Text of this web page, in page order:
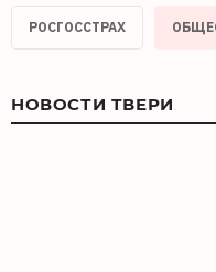
РОСГОССТРАХ
НОВОСТИ ТВЕРИ